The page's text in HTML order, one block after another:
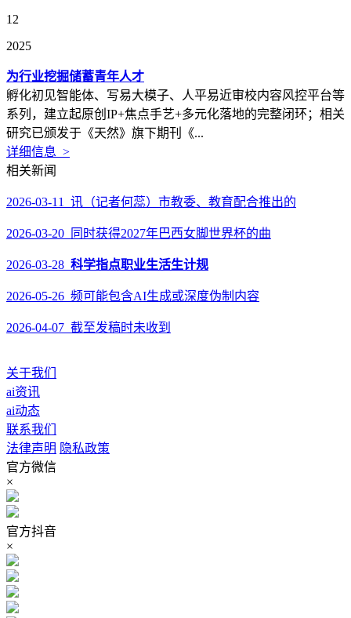
12
2025
为行业挖掘储蓄青年人才
孵化初见智能体、写易大模子、人平易近审校内容风控平台等
系列，建立起原创IP+焦点手艺+多元化落地的完整闭环；相关
研究已颁发于《天然》旗下期刊《...
详细信息 >
相关新闻
2026-03-11 讯（记者何蕊）市教委、教育配合推出的
2026-03-20 同时获得2027年巴西女脚世界杯的曲
2026-03-28 科学指点职业生活生计规
2026-05-26 频可能包含AI生成或深度伪制内容
2026-04-07 截至发稿时未收到
关于我们
ai资讯
ai动态
联系我们
法律声明 隐私政策
官方微信
×
官方抖音
×